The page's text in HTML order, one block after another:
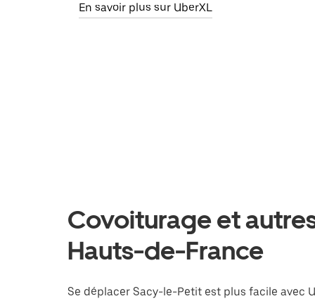
En savoir plus sur UberXL
Covoiturage et
Hauts-de-France
Se déplacer Sacy-le-Petit est plus facile avec